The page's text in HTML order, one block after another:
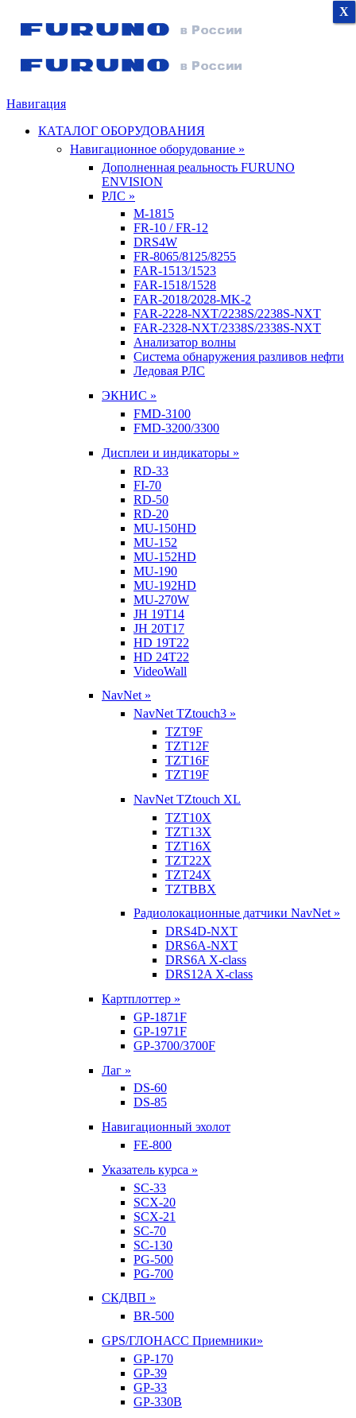
Навигация
КАТАЛОГ ОБОРУДОВАНИЯ
Навигационное оборудование »
Дополненная реальность FURUNO
ENVISION
РЛС »
M-1815
FR-10 / FR-12
DRS4W
FR-8065/8125/8255
FAR-1513/1523
FAR-1518/1528
FAR-2018/2028-MK-2
FAR-2228-NXT/2238S/2238S-NXT
FAR-2328-NXT/2338S/2338S-NXT
Анализатор волны
Система обнаружения разливов нефти
Ледовая РЛС
ЭКНИС »
FMD-3100
FMD-3200/3300
Дисплеи и индикаторы »
RD-33
FI-70
RD-50
RD-20
MU-150HD
MU-152
MU-152HD
MU-190
MU-192HD
MU-270W
JH 19T14
JH 20T17
HD 19T22
HD 24T22
VideoWall
NavNet »
NavNet TZtouch3 »
TZT9F
TZT12F
TZT16F
TZT19F
NavNet TZtouch XL
TZT10X
TZT13X
TZT16X
TZT22X
TZT24X
TZTBBX
Радиолокационные датчики NavNet »
DRS4D-NXT
DRS6A-NXT
DRS6A X-class
DRS12A X-class
Картплоттер »
GP-1871F
GP-1971F
GP-3700/3700F
Лаг »
DS-60
DS-85
Навигационный эхолот
FE-800
Указатель курса »
SC-33
SCX-20
SCX-21
SC-70
SC-130
PG-500
PG-700
СКДВП »
BR-500
GPS/ГЛОНАСС Приемники»
GP-170
GP-39
GP-33
GP-330B
X
X
X